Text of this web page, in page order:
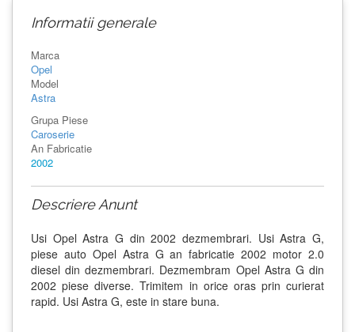
Informatii generale
Marca
Opel
Model
Astra
Grupa Piese
Caroserie
An Fabricatie
2002
Descriere Anunt
Usi Opel Astra G din 2002 dezmembrari. Usi Astra G,
piese auto Opel Astra G an fabricatie 2002 motor 2.0
diesel din dezmembrari. Dezmembram Opel Astra G din
2002 piese diverse. Trimitem in orice oras prin curierat
rapid. Usi Astra G, este in stare buna.